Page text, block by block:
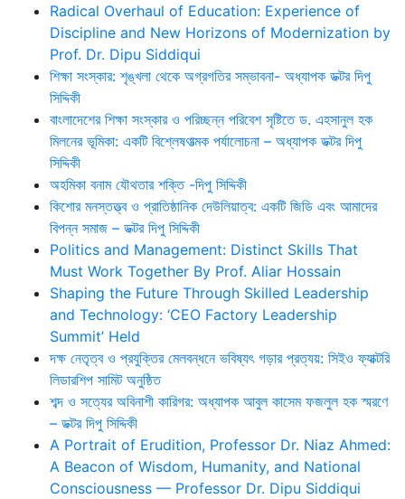
Radical Overhaul of Education: Experience of
Discipline and New Horizons of Modernization by
Prof. Dr. Dipu Siddiqui
শিক্ষা সংস্কার: শৃঙ্খলা থেকে অগ্রগতির সম্ভাবনা- অধ্যাপক ডক্টর দিপু
সিদ্দিকী
বাংলাদেশের শিক্ষা সংস্কার ও পরিচ্ছন্ন পরিবেশ সৃষ্টিতে ড. এহসানুল হক
মিলনের ভূমিকা: একটি বিশ্লেষণাত্মক পর্যালোচনা – অধ্যাপক ডক্টর দিপু
সিদ্দিকী
অহমিকা বনাম যৌথতার শক্তি -দিপু সিদ্দিকী
কিশোর মনস্তত্ত্ব ও প্রাতিষ্ঠানিক দেউলিয়াত্ব: একটি জিডি এবং আমাদের
বিপন্ন সমাজ – ডক্টর দিপু সিদ্দিকী
Politics and Management: Distinct Skills That
Must Work Together By Prof. Aliar Hossain
Shaping the Future Through Skilled Leadership
and Technology: ‘CEO Factory Leadership
Summit’ Held
দক্ষ নেতৃত্ব ও প্রযুক্তির মেলবন্ধনে ভবিষ্যৎ গড়ার প্রত্যয়: সিইও ফ্যাক্টরি
লিডারশিপ সামিট অনুষ্ঠিত
শব্দ ও সত্যের অবিনাশী কারিগর: অধ্যাপক আবুল কাসেম ফজলুল হক স্মরণে
– ডক্টর দিপু সিদ্দিকী
A Portrait of Erudition, Professor Dr. Niaz Ahmed:
A Beacon of Wisdom, Humanity, and National
Consciousness — Professor Dr. Dipu Siddiqui